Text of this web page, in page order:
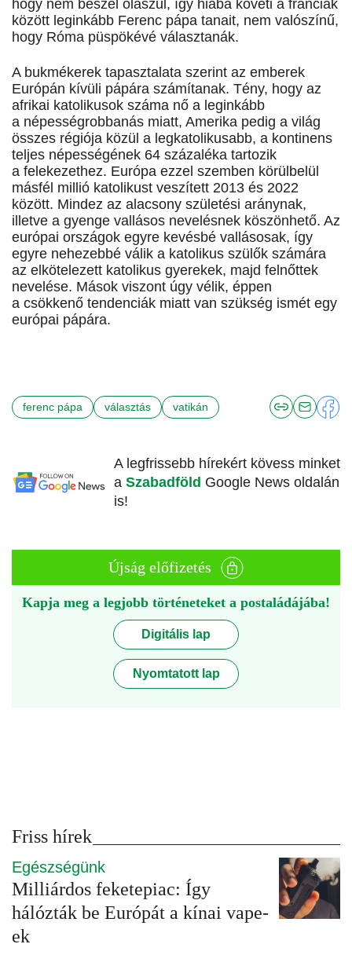
hogy nem beszél olaszul, így hiába követi a franciák
között leginkább Ferenc pápa tanait, nem valószínű,
hogy Róma püspökévé választanák.
A bukmékerek tapasztalata szerint az emberek
Európán kívüli pápára számítanak. Tény, hogy az
afrikai katolikusok száma nő a leginkább
a népességrobbanás miatt, Amerika pedig a világ
összes régiója közül a legkatolikusabb, a kontinens
teljes népességének 64 százaléka tartozik
a felekezethez. Európa ezzel szemben körülbelül
másfél millió katolikust veszített 2013 és 2022
között. Mindez az alacsony születési aránynak,
illetve a gyenge vallásos nevelésnek köszönhető. Az
európai országok egyre kevésbé vallásosak, így
egyre nehezebbé válik a katolikus szülők számára
az elkötelezett katolikus gyerekek, majd felnőttek
nevelése. Mások viszont úgy vélik, éppen
a csökkenő tendenciák miatt van szükség ismét egy
európai pápára.
ferenc pápa választás vatikán
A legfrissebb hírekért kövess minket
a Szabadföld Google News oldalán
is!
Újság előfizetés
Kapja meg a legjobb történeteket a postaládájába!
Digitális lap
Nyomtatott lap
Friss hírek
Egészségünk
Milliárdos feketepiac: Így
hálózták be Európát a kínai vape-
ek